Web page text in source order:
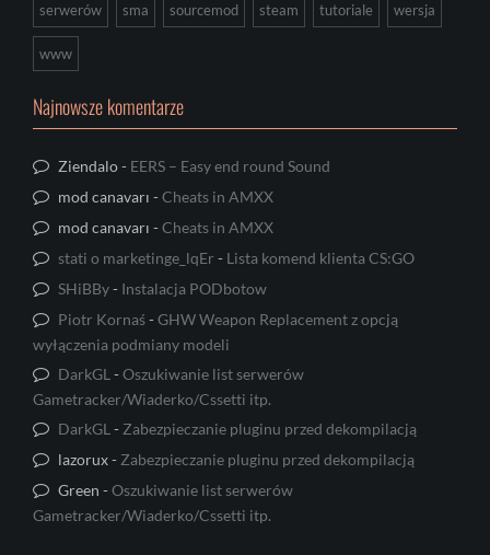
serwerów sma sourcemod steam tutoriale wersja
www
Najnowsze komentarze
Ziendalo- EERS – Easy end round Sound
mod canavarı -Cheats in AMXX
mod canavarı -Cheats in AMXX
stati o marketinge_lqEr - Lista komend klienta CS:GO
SHiBBy- Instalacja PODbotow
Piotr Kornaś-GHW Weapon Replacement z opcją
wyłączenia podmiany modeli
DarkGL -Oszukiwanie list serwerów
Gametracker/Wiaderko/Cssetti itp.
DarkGL - Zabezpieczanie pluginu przed dekompilacją
lazorux- Zabezpieczanie pluginu przed dekompilacją
Green -Oszukiwanie list serwerów
Gametracker/Wiaderko/Cssetti itp.